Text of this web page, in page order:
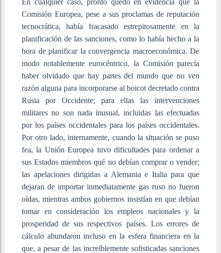
Comisión Europea, pese a sus proclamas de reputación
tecnocrática, había fracasado estrepitosamente en la
planificación de las sanciones, como lo había hecho a la
hora de planificar la convergencia macroeconómica. De
modo notablemente eurocéntrico, la Comisión parecía
haber olvidado que hay partes del mundo que no ven
razón alguna para incorporarse al boicot decretado contra
Rusia por Occidente; para ellas las intervenciones
militares no son nada inusual, incluidas las efectuadas
por los países occidentales para los países occidentales.
Por otro lado, internamente, cuando la situación se puso
fea, la Unión Europea tuvo dificultades para ordenar a
sus Estados miembros qué no debían comprar o vender;
las apelaciones dirigidas a Alemania e Italia para que
dejaran de importar inmediatamente gas ruso no fueron
oídas, mientras ambos gobiernos insistían en que debían
tomar en consideración los empleos nacionales y la
prosperidad de sus respectivos países. Los errores de
cálculo abundaron incluso en la esfera financiera en la
que, a pesar de las increíblemente sofisticadas sanciones